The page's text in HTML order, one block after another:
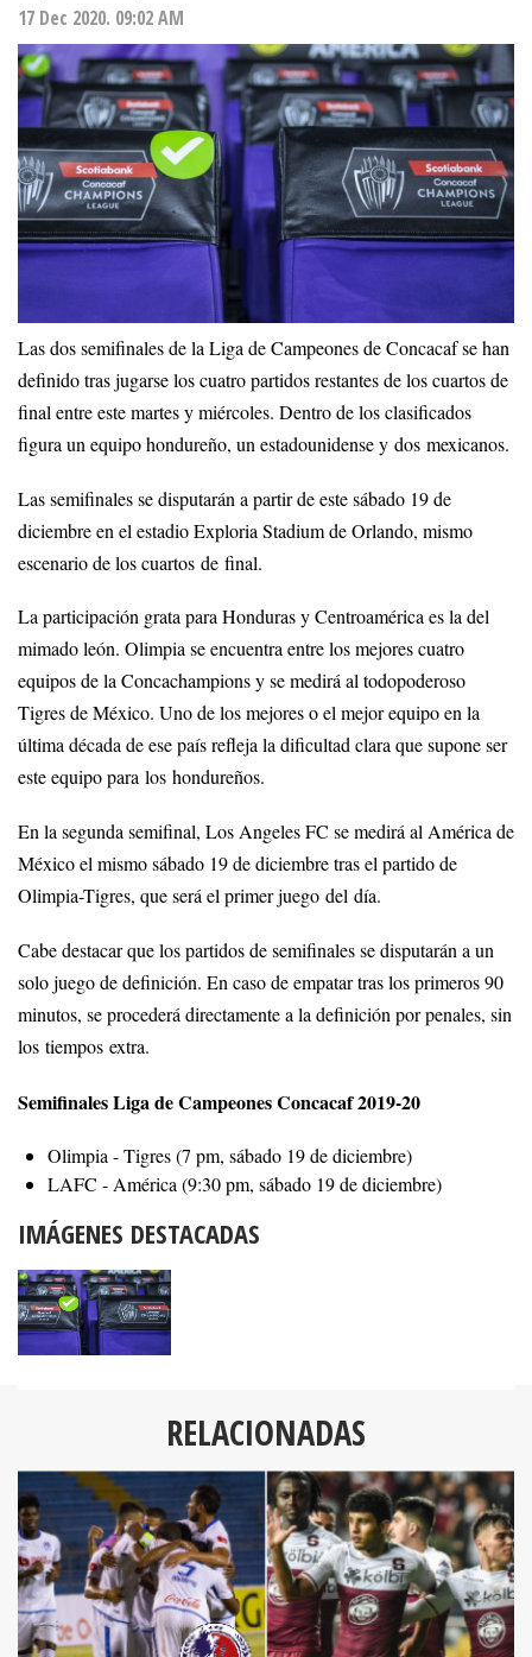
17 Dec 2020. 09:02 AM
Las dos semifinales de la Liga de Campeones de Concacaf se han
definido tras jugarse los cuatro partidos restantes de los cuartos de
final entre este martes y miércoles. Dentro de los clasificados
figura un equipo hondureño, un estadounidense y dos mexicanos.
Las semifinales se disputarán a partir de este sábado 19 de
diciembre en el estadio Exploria Stadium de Orlando, mismo
escenario de los cuartos de final.
La participación grata para Honduras y Centroamérica es la del
mimado león. Olimpia se encuentra entre los mejores cuatro
equipos de la Concachampions y se medirá al todopoderoso
Tigres de México. Uno de los mejores o el mejor equipo en la
última década de ese país refleja la dificultad clara que supone ser
este equipo para los hondureños.
En la segunda semifinal, Los Angeles FC se medirá al América de
México el mismo sábado 19 de diciembre tras el partido de
Olimpia-Tigres, que será el primer juego del día.
Cabe destacar que los partidos de semifinales se disputarán a un
solo juego de definición. En caso de empatar tras los primeros 90
minutos, se procederá directamente a la definición por penales, sin
los tiempos extra.
Semifinales Liga de Campeones Concacaf 2019-20
Olimpia - Tigres (7 pm, sábado 19 de diciembre)
LAFC - América (9:30 pm, sábado 19 de diciembre)
IMÁGENES DESTACADAS
RELACIONADAS